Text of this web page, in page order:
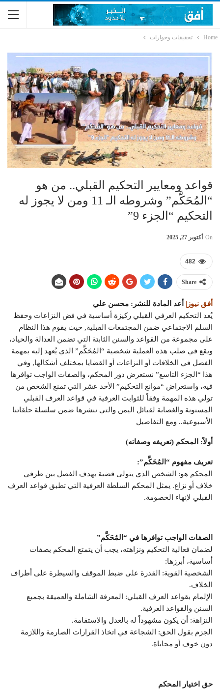
Home تحقيقات وحوارات
قواعد ومعايير التحكيم القبلي.. من هو
“المُحَكَّم” وشروطه الـ 11 ومن لا يجوز له
التحكيم “الجزء 9”
On أكتوبر 27, 2025
482
Share
أفق نيوز|
أعد المادة للنشر: محسن علي
يُعد التحكيم العرفي القبلي ركيزة أساسية في فض النزاعات وحفظ
السلم الاجتماعي ضمن المجتمعات القبلية, حيث يقوم هذا النظام
على مجموعة من القواعد والسنن الثابتة التي تضمن العدالة والحياد،
ويقع في صلب هذه العملية شخصية “المُحَكَّم” الذي يُعهد إليه بمهمة
الفصل في الخلافات أو النزاعات أو القضايا بمختلف أشكالها, وفي
هذا “الجزء التاسع” نستعرض دور المحكم، والصفات الواجب توافرها
فيه، واستعراض “موانع التحكيم” الأحد عشر التي تمنع الشخص من
تولي هذه المهمة وفقاً للثوابت العرفية في قواعد العرف القبلي
المسنونة والغصابة لقبائل اليمن والتي ننشرها ضمن سلسلة حلقاتنا
الأسبوعية.. ومع التفاصيل
أولاً: المحكم (تعريفه وصفاته)
تعريف مفهوم “المُحَكَّم”:
المحكم هو: الشخص الذي يتولى قضية بهدف الفصل بين طرفي
خلاف أو نزاع. يمثل المحكم السلطة العرفية التي تطبق قواعد العرف
القبلي لإنهاء الخصومة.
الصفات الواجب توافرها في “المُحَكَّم”
لضمان فعالية التحكيم ونزاهته، يجب أن يتمتع المحكم بصفات
أساسية، أبرزها:
الشخصية القوية: القدرة على ضبط الموقف والسيطرة على أطراف
الخلاف.
الإلمام بقواعد العرف القبلي: المعرفة الشاملة والعميقة بجميع
السنن والقواعد العرفية.
النزاهة: أن يكون مشهوداً له بالعدل والاستقامة.
الجزم بقول الحق: الشجاعة في اتخاذ القرارات الصارمة واللازمة
دون خوف أو محاباة.
حق اختيار المحكم